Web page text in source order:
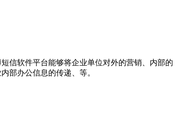
信软件平台能够将企业单位对外的营销、内部的
部办公信息的传递、等。